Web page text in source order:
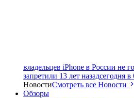
владельцев iPhone в России не
запретили 13 лет назадсегодня в
НовостиСмотреть все Новости
Обзоры